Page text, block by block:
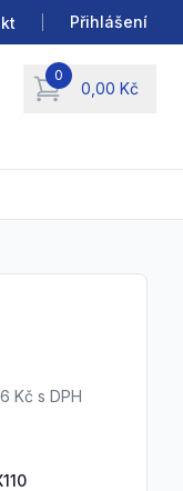
Přihlášení
0
0,00 Kč
items in cart, view
s DPH
Kč s DPH